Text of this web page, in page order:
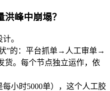
峰中崩塌？
。
”的：平台抓单→人工审单→
。每个节点独立运作，依
小时5000单），这个人工胶